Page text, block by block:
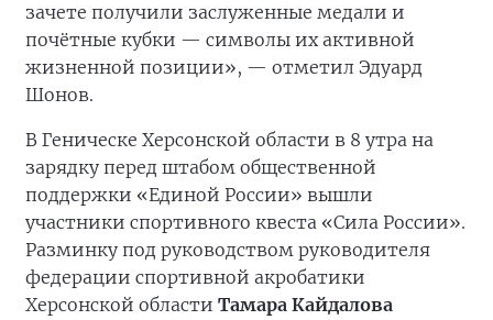
зачете получили заслуженные медали и
почётные кубки — символы их активной
жизненной позиции», — отметил Эдуард
Шонов.
В Геническе Херсонской области в 8 утра на
зарядку перед штабом общественной
поддержки «Единой России» вышли
участники спортивного квеста «Сила России».
Разминку под руководством руководителя
федерации спортивной акробатики
Херсонской области Тамара Кайдалова